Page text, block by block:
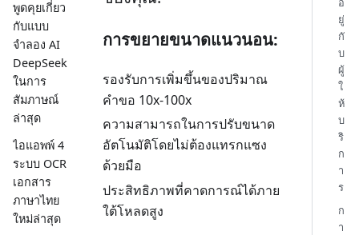
พูดคุยเกี่ยว
กับแบบ
จำลอง AI
DeepSeek
ในการ
สัมภาษณ์
ล่าสุด
ไอแอพพ์ 4
ระบบ OCR
เอกสาร
ภาษาไทย
ใหม่ล่าสุด
การขยายขนาดแนวนอน:
รองรับการเพิ่มขึ้นของปริมาณ
คำขอ 10x-100x
ความสามารถในการปรับขนาด
อัตโนมัติโดยไม่ต้องแทรกแซง
ด้วยมือ
ประสิทธิภาพที่คาดการณ์ได้ภาย
ใต้โหลดสูง
ยู่
กั
บ
ผู้
ใ
ห้
บ
ริ
ก
า
ร
ก
า